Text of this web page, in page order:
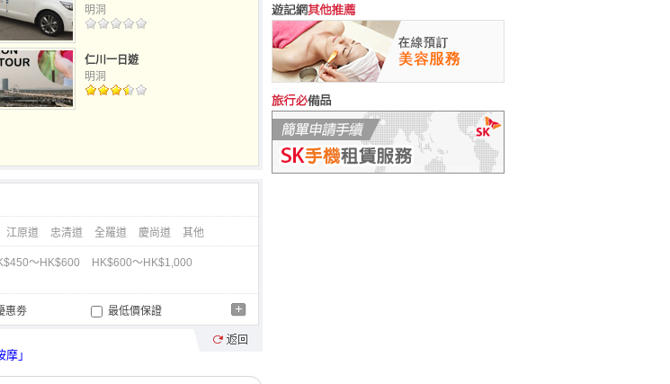
明洞
仁川一日遊
明洞
江原道 忠清道 全羅道 慶尚道 其他
～HK$600
HK$600～HK$1,000
惠劵
最低價保證
遊
摩 」